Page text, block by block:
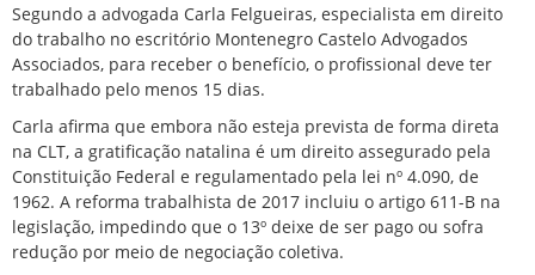
Segundo a advogada Carla Felgueiras, especialista em direito
do trabalho no escritório Montenegro Castelo Advogados
Associados, para receber o benefício, o profissional deve ter
trabalhado pelo menos 15 dias.
Carla afirma que embora não esteja prevista de forma direta
na CLT, a gratificação natalina é um direito assegurado pela
Constituição Federal e regulamentado pela lei nº 4.090, de
1962. A reforma trabalhista de 2017 incluiu o artigo 611-B na
legislação, impedindo que o 13º deixe de ser pago ou sofra
redução por meio de negociação coletiva.